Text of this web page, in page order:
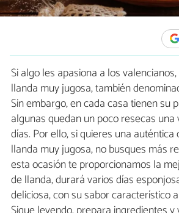
Si algo les apasiona a los
llanda muy jugosa, también
Sin embargo, en cada casa tienen su
algunas quedan un poco resecas una
días. Por ello, si quieres una
llanda muy jugosa, no busques más
esta ocasión te proporcionamos la
de llanda, durará varios días
deliciosa, con su sabor característico